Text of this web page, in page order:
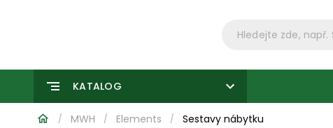
KATALOG
/ MWH / Elements / Sestavy nábytku